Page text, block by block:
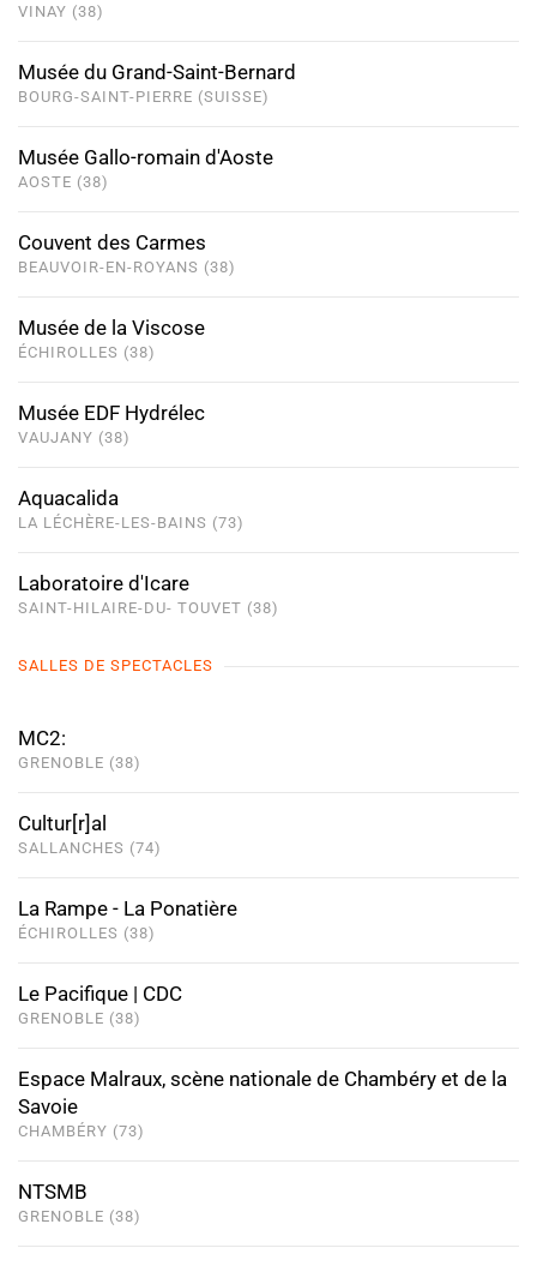
VINAY (38)
Musée du Grand-Saint-Bernard
BOURG-SAINT-PIERRE (SUISSE)
Musée Gallo-romain d'Aoste
AOSTE (38)
Couvent des Carmes
BEAUVOIR-EN-ROYANS (38)
Musée de la Viscose
ÉCHIROLLES (38)
Musée EDF Hydrélec
VAUJANY (38)
Aquacalida
LA LÉCHÈRE-LES-BAINS (73)
Laboratoire d'Icare
SAINT-HILAIRE-DU- TOUVET (38)
SALLES DE SPECTACLES
MC2:
GRENOBLE (38)
Cultur[r]al
SALLANCHES (74)
La Rampe - La Ponatière
ÉCHIROLLES (38)
Le Pacifique | CDC
GRENOBLE (38)
Espace Malraux, scène nationale de Chambéry et de la
Savoie
CHAMBÉRY (73)
NTSMB
GRENOBLE (38)